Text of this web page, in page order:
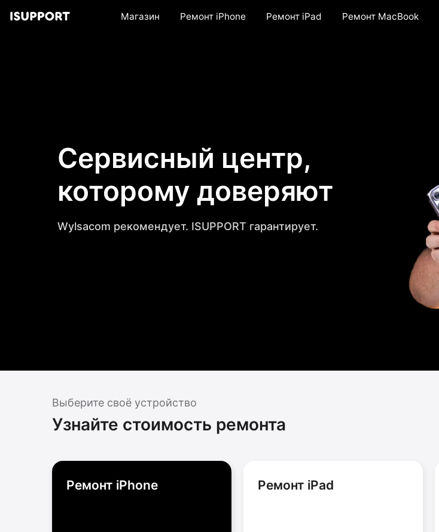
Магазин Ремонт iPhone Ремонт iPad Ремонт MacBook
Сервисный центр,
которому доверяют
Wylsacom рекомендует. ISUPPORT гарантирует.
Выберите своё устройство
Узнайте стоимость ремонта
Ремонт iPhone Ремонт iPad